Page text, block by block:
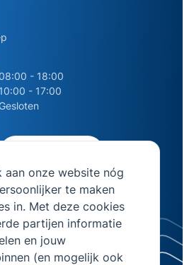
aan onze website nóg
te maken
in. Met deze cookies
partijen informatie
en jouw
(en mogelijk ook
- 18:00
10:00 - 17:00